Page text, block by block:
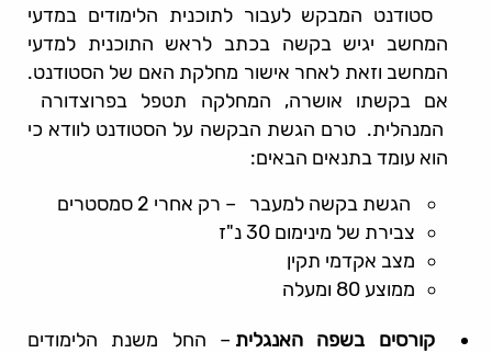
סטודנט המבקש לעבור לתוכנית הלימודים במדעי
המחשב יגיש בקשה בכתב לראש התוכנית למדעי
המחשב וזאת לאחר אישור מחלקת האם של הסטודנט.
אם בקשתו אושרה, המחלקה תטפל בפרוצדורה
המנהלית. טרם הגשת הבקשה על הסטודנט לוודא כי
הוא עומד בתנאים הבאים:
הגשת בקשה למעבר – רק אחרי 2 סמסטרים
צבירת של מינימום 30 נ"ז
מצב אקדמי תקין
ממוצע 80 ומעלה
קורסים בשפה האנגלית – החל משנת הלימודים